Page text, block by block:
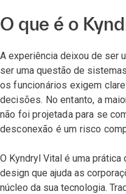
Orientado por design.
O que é o
A experiência deixou de ser
ser uma questão de
os funcionários exigem
decisões. No entanto, a
não foi projetada para se
desconexão é um risco
O Kyndryl Vital é uma
design que ajuda as
núcleo da sua tecnologia.